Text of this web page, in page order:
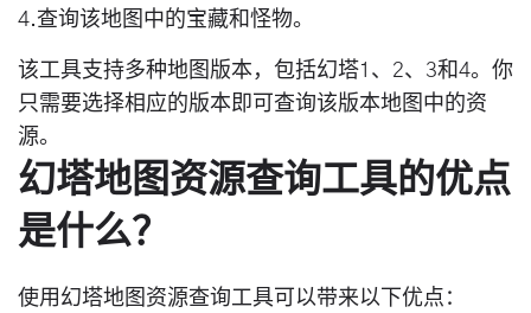
4.查询该地图中的宝藏和怪物。
该工具支持多种地图版本，包括幻塔1、2、3和4。你
只需要选择相应的版本即可查询该版本地图中的资
源。
幻塔地图资源查询工具的优点
是什么？
使用幻塔地图资源查询工具可以带来以下优点：